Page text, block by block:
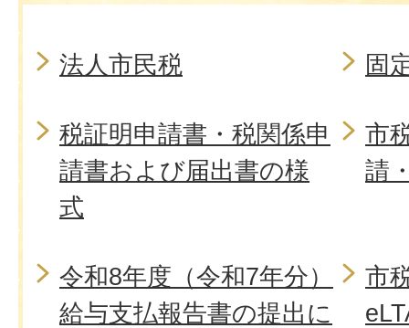
法人市民税 固
税証明申請書・税関係申
請書および届出書の様
式
市
請
令和8年度（令和7年分）
給与支払報告書の提出に
市